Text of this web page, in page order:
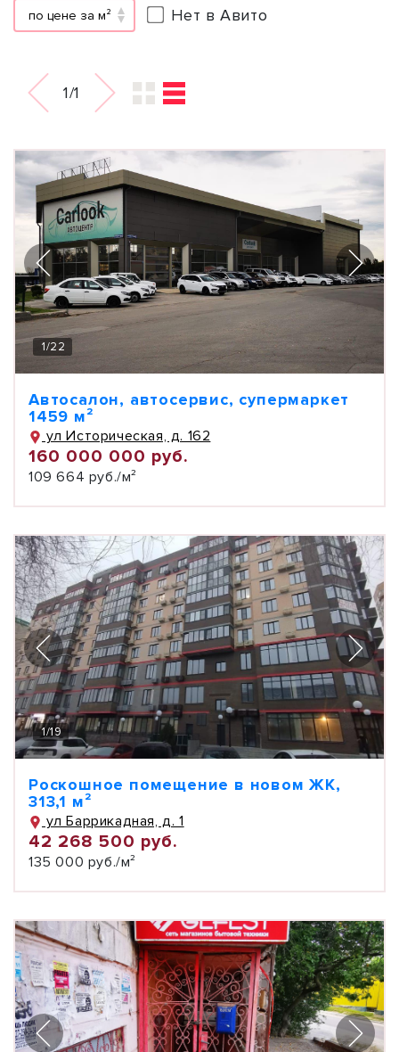
по цене за м² Нет в Авито
1/1
1/22
Автосалон, автосервис, супермаркет
1459 м²
ул Историческая, д. 162
160 000 000 руб.
109 664 руб./м²
1/19
Роскошное помещение в новом ЖК,
313,1 м²
ул Баррикадная, д. 1
42 268 500 руб.
135 000 руб./м²